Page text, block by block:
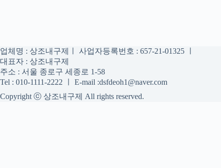
업체명 : 상조내구제ㅣ 사업자등록번호 : 657-21-01325 ㅣ
대표자 : 상조내구제
주소 : 서울 종로구 세종로 1-58
Tel : 010-1111-2222 ㅣ E-mail :dsfdeoh1@naver.com
Copyright ⓒ 상조내구제 All rights reserved.